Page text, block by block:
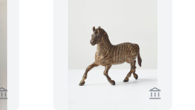
Verkaeuferseite von Robert